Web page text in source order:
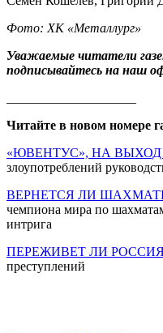
Фото: ХК «Металлург»
Уважаемые читатели
подписывайтесь на наш
Читайте в новом номере
«ЮВЕНТУС», НА
злоупотреблений
ВЕРНЕТСЯ ЛИ
чемпиона мира по
интрига
ПЕРЕЖИВЕТ ЛИ
преступлений